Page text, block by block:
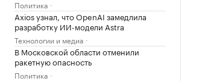
Политика
Axios узнал, что OpenAI замедлила
разработку ИИ-модели Astra
Технологии и медиа
В Московской области отменили
ракетную опасность
Политика